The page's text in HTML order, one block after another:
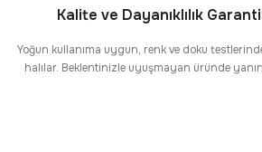
Kalite ve Dayanıklılık
Yoğun kullanıma uygun, renk ve doku
halılar. Beklentinizle uyuşmayan üründe